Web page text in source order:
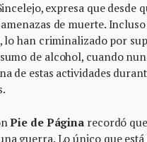
expresa que desde
de muerte.
lo han criminalizado por
de alcohol, cuando
de estas actividades
Pie de Página recordó
guerra. Lo único que